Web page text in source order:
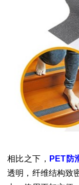
相比之下， PET防
透明，纤维结构致